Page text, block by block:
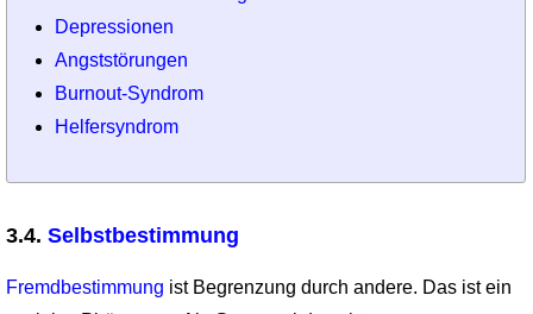
Depressionen
Angststörungen
Burnout-Syndrom
Helfersyndrom
3.4. Selbstbestimmung
Fremdbestimmung ist Begrenzung durch andere. Das ist ein